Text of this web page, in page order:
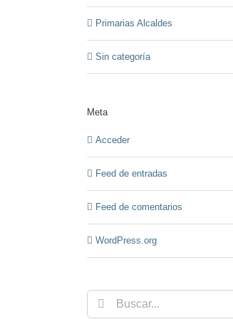
Primarias Alcaldes
Sin categoría
Meta
Acceder
Feed de entradas
Feed de comentarios
WordPress.org
Buscar: